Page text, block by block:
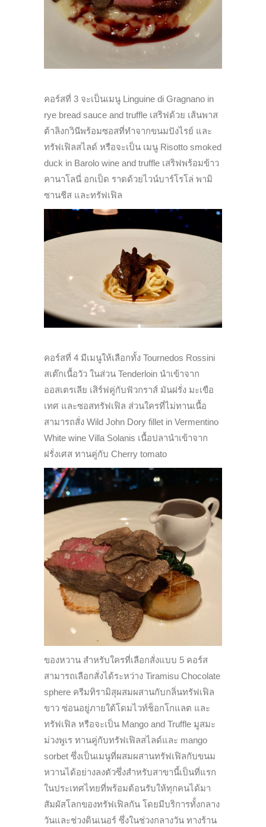
คอร์สที่ 3 จะเป็นเมนู Linguine di Gragnano in
rye bread sauce and truffle เสริฟด้วย เส้นพาส
ต้าลิงกวินีพร้อมซอสที่ทำจากขนมปังไรย์ และ
ทรัฟเฟิลสไลด์ หรือจะเป็น เมนู Risotto smoked
duck in Barolo wine and truffle เสริฟพร้อมข้าว
คานาโลนี่ อกเป็ด ราดด้วยไวน์บาร์โรโล่ พามิ
ซานชีส และทรัฟเฟิล
คอร์สที่ 4 มีเมนูให้เลือกทั้ง Tournedos Rossini
สเต๊กเนื้อวัว ในส่วน Tenderloin นำเข้าจาก
ออสเตรเลีย เสิร์ฟคู่กับฟัวกราส์ มันฝรั่ง มะเขือ
เทศ และซอสทรัฟเฟิล ส่วนใครที่ไม่ทานเนื้อ
สามารถสั่ง Wild John Dory fillet in Vermentino
White wine Villa Solanis เนื้อปลานำเข้าจาก
ฝรั่งเศส ทานคู่กับ Cherry tomato
ของหวาน สำหรับใครที่เลือกสั่งแบบ 5 คอร์ส
สามารถเลือกสั่งได้ระหว่าง Tiramisu Chocolate
sphere ครีมทิรามิสุผสมผสานกับกลิ่นทรัฟเฟิล
ขาว ซ่อนอยู่ภายใต้โดมไวท์ช็อกโกแลต และ
ทรัฟเฟิล หรือจะเป็น Mango and Truffle มูสมะ
ม่วงพูเร ทานคู่กับทรัฟเฟิลสไลด์และ mango
sorbet ซึ่งเป็นเมนูที่ผสมผสานทรัฟเฟิลกับขนม
หวานได้อย่างลงตัวซึ่งสำหรับสาขานี้เป็นที่แรก
ในประเทศไทยที่พร้อมต้อนรับให้ทุกคนได้มา
สัมผัสโลกของทรัฟเฟิลกัน โดยมีบริการทั้่งกลาง
วันและช่วงดินเนอร์ ซึ่งในช่วงกลางวัน ทางร้าน